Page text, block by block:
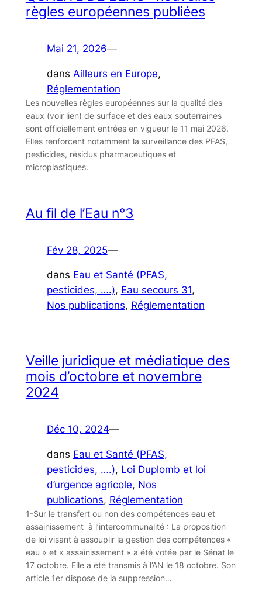
règles européennes publiées
Mai 21, 2026—
dans Ailleurs en Europe
Réglementation
Les nouvelles règles européennes sur la qualité des
eaux (voir lien) de surface et des eaux souterraines
sont officiellement entrées en vigueur le 11 mai 2026.
Elles renforcent notamment la surveillance des PFAS,
pesticides, résidus pharmaceutiques et
microplastiques.
Au fil de l’Eau n°3
Fév 28, 2025—
dans Eau et Santé (PFAS,
pesticides, ….), Eau secours 31
Nos publications, Réglementation
Veille juridique et médiatique des
mois d’octobre et novembre
2024
Déc 10, 2024—
dans Eau et Santé (PFAS,
pesticides, ….), Loi Duplomb et loi
d’urgence agricole, Nos
publications, Réglementation
1-Sur le transfert ou non des compétences eau et
assainissement à l’intercommunalité : La proposition
de loi visant à assouplir la gestion des compétences «
eau » et « assainissement » a été votée par le Sénat le
17 octobre. Elle a été transmis à l’AN le 18 octobre. Son
article 1er dispose de la suppression…